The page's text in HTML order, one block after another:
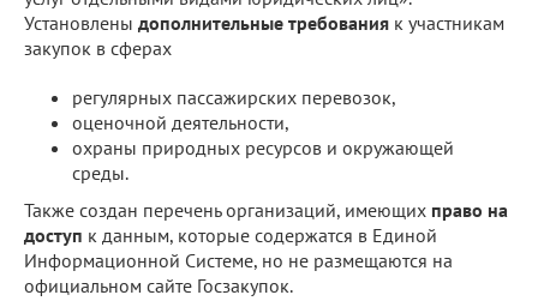
Установлены дополнительные требования к участникам
закупок в сферах
регулярных пассажирских перевозок,
оценочной деятельности,
охраны природных ресурсов и окружающей
среды.
Также создан перечень организаций, имеющих право на
доступ к данным, которые содержатся в Единой
Информационной Системе, но не размещаются на
официальном сайте Госзакупок.